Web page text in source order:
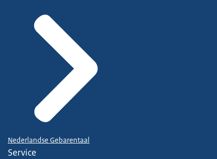
Nederlandse Gebarentaal
Service